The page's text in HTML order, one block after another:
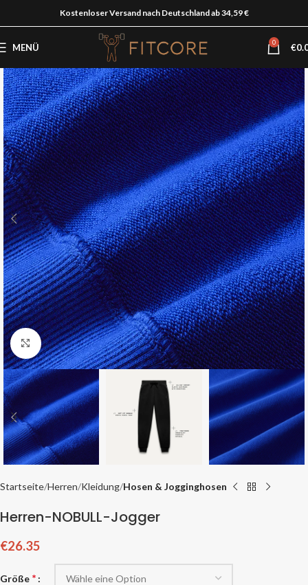
Kostenloser Versand nach Deutschland ab 34,59 €
MENÜ 0 €
Zum Vergrößern klicken
Startseite Herren Kleidung Hosen & Jogginghosen
Herren-NOBULL-Jogger
€26.35
Größe *